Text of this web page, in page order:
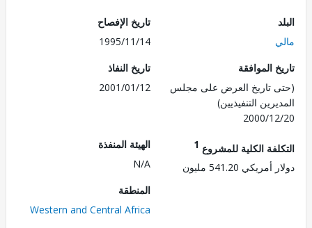
تاريخ الإفصاح
1995/11/14
الموافقة
تاريخ العرض على مجلس
التنفيذيين)
2000/
تاريخ النفاذ
2001/01/12
الكلية للمشروع1
541.20 مليون
الهيئة المنفذة
Western and Central Africa